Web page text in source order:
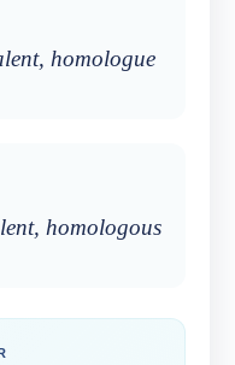
homologue
homologous